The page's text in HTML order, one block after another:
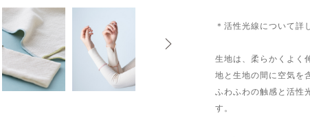
＊活性光線について詳
生地は、柔らかくよく
地と生地の間に空気を
ふわふわの触感と活性
す。